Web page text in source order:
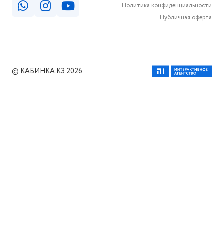
Политика конфиденциальности
Публичная оферта
© КАБИНКА.КЗ 2026